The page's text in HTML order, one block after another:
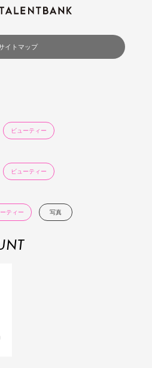
イトマップ
ビューティー
ビューティー
ティー 写真